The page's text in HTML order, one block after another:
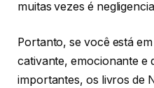
muitas vezes é
Portanto, se você está
cativante, emocionante e
importantes, os livros de